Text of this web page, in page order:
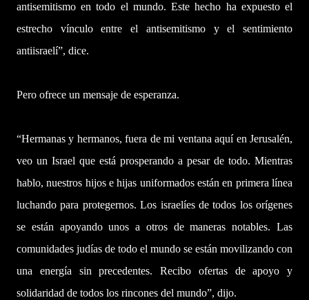
antisemitismo en todo el mundo. Este hecho ha expuesto el
estrecho vínculo entre el antisemitismo y el sentimiento
antiisraelí”, dice.
Pero ofrece un mensaje de esperanza.
“Hermanas y hermanos, fuera de mi ventana aquí en Jerusalén,
veo un Israel que está prosperando a pesar de todo. Mientras
hablo, nuestros hijos e hijas uniformados están en primera línea
luchando para protegernos. Los israelíes de todos los orígenes
se están apoyando unos a otros de maneras notables. Las
comunidades judías de todo el mundo se están movilizando con
una energía sin precedentes. Recibo ofertas de apoyo y
solidaridad de todos los rincones del mundo”, dijo.